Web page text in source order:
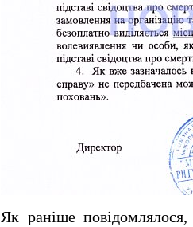
Як раніше